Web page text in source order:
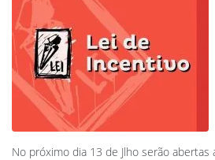
No próximo dia 13 de Jlho serão abertas